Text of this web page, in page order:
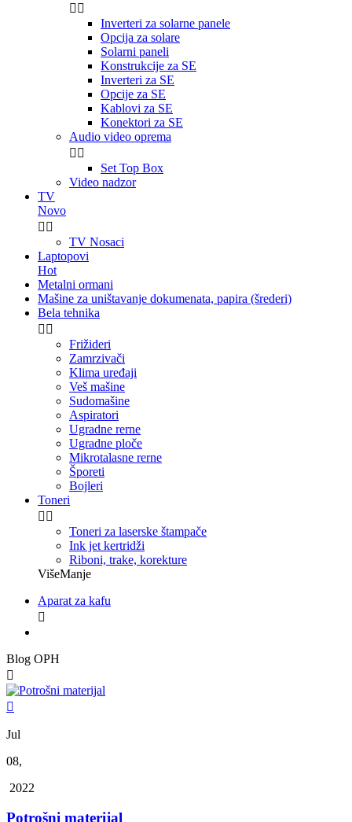
 
Inverteri za solarne panele
Opcija za solare
Solarni paneli
Konstrukcije za SE
Inverteri za SE
Opcije za SE
Kablovi za SE
Konektori za SE
Audio video oprema
 
Set Top Box
Video nadzor
TV
Novo
 
TV Nosaci
Laptopovi
Hot
Metalni ormani
Mašine za uništavanje dokumenata, papira (šrederi)
Bela tehnika
 
Frižideri
Zamrzivači
Klima uređaji
Veš mašine
Sudomašine
Aspiratori
Ugradne rerne
Ugradne ploče
Mikrotalasne rerne
Šporeti
Bojleri
Toneri
 
Toneri za laserske štampače
Ink jet kertridži
Riboni, trake, korekture
VišeManje
Aparat za kafu

Blog OPH


Jul
08,
2022
Potrošni materijal